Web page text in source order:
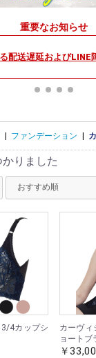
重要なお知らせ
配送遅延およびLINE
| ファンデーション |
りました
4カップシ
カーヴィ
ョートブ
￥